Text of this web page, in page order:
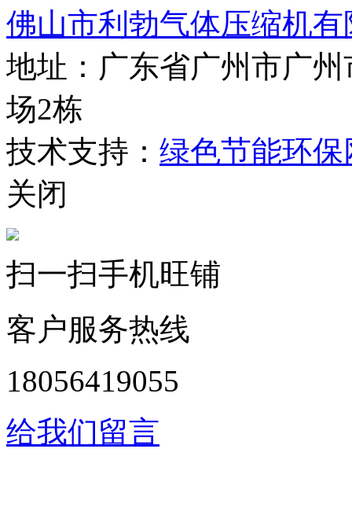
佛山市利勃气体压缩机有
地址：广东省广州市广
场2栋
技术支持： 绿色节能环保
关闭
扫一扫手机旺铺
客户服务热线
18056419055
给我们留言